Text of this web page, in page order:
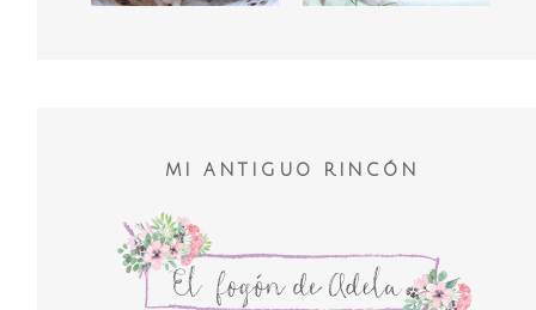
MI ANTIGUO RINCÓN